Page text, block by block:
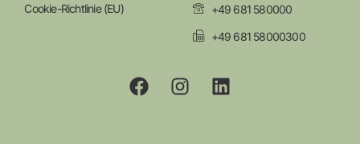
Cookie-Richtlinie (EU)
+49 681 580000
+49 681 58000300